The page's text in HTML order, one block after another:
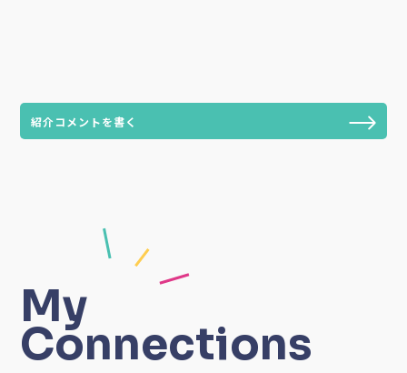
紹介コメントを書く
My
Connections